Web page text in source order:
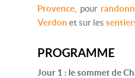
Provence , pour
Verdon et sur les
PROGRAMME
Jour 1 : le sommet de